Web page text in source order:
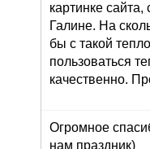
картинке
Галине. На
бы с такой
пользоваться
качественно.
Огромное
нам праздник)